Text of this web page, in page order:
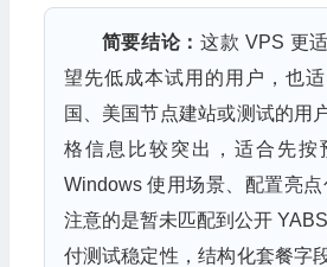
简要结论： 这款 VPS 更
望先低成本试用的用户，也
国、美国节点建站或测试的用
格信息比较突出，适合先按
Windows 使用场景、配置亮
注意的是暂未匹配到公开
付测试稳定性，结构化套餐字